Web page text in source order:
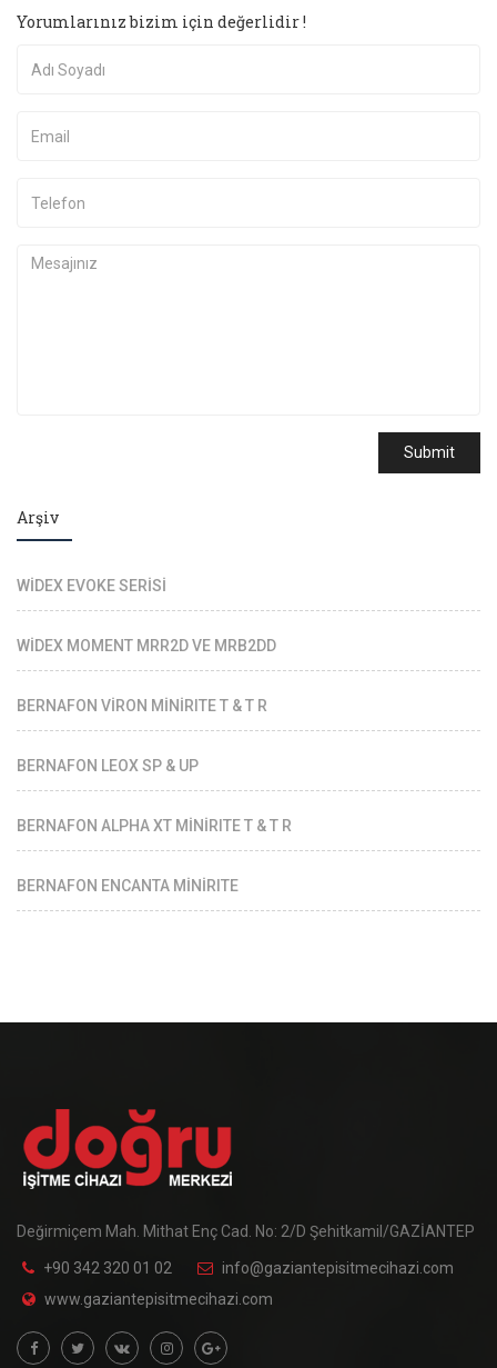
Yorumlarınız bizim için değerlidir !
Submit
Arşiv
WİDEX EVOKE SERİSİ
WİDEX MOMENT MRR2D VE MRB2DD
BERNAFON VİRON MİNİRITE T & T R
BERNAFON LEOX SP & UP
BERNAFON ALPHA XT MİNİRITE T & T R
BERNAFON ENCANTA MİNİRITE
Değirmiçem Mah. Mithat Enç Cad. No: 2/D Şehitkamil/GAZİANTEP
+90 342 320 01 02
info@gaziantepisitmecihazi.com
www.gaziantepisitmecihazi.com